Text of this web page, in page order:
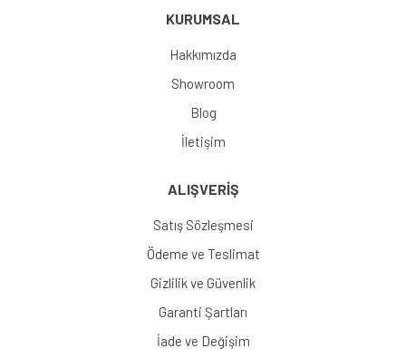
KURUMSAL
Hakkımızda
Showroom
Blog
İletişim
ALIŞVERİŞ
Satış Sözleşmesi
Ödeme ve Teslimat
Gizlilik ve Güvenlik
Garanti Şartları
İade ve Değişim